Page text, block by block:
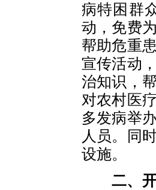
病特困群
动，免费
帮助危重
宣传活动
治知识，
对农村医
多发病举
人员。同
设施。
二、